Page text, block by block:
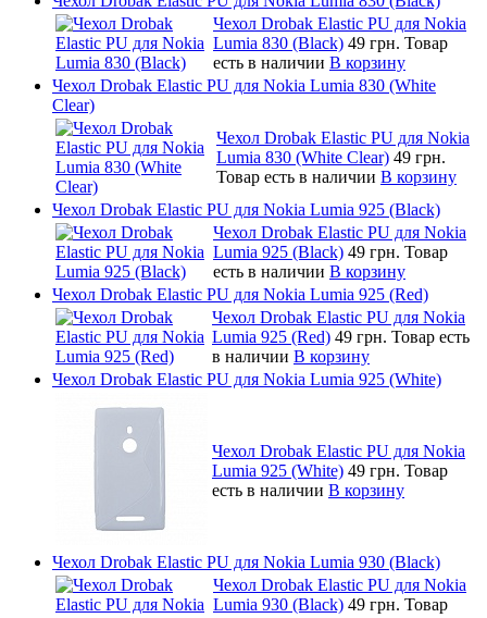
Чехол Drobak Elastic PU для Nokia
Lumia 830 (Black) 49 грн. Товар
есть в наличии В корзину
Чехол Drobak Elastic PU для Nokia Lumia 830 (White
Clear)
Чехол Drobak Elastic PU для Nokia
Lumia 830 (White Clear) 49 грн.
Товар есть в наличии В корзину
Чехол Drobak Elastic PU для Nokia Lumia 925 (Black)
Чехол Drobak Elastic PU для Nokia
Lumia 925 (Black) 49 грн. Товар
есть в наличии В корзину
Чехол Drobak Elastic PU для Nokia Lumia 925 (Red)
Чехол Drobak Elastic PU для Nokia
Lumia 925 (Red) 49 грн. Товар есть
в наличии В корзину
Чехол Drobak Elastic PU для Nokia Lumia 925 (White)
Чехол Drobak Elastic PU для Nokia
Lumia 925 (White) 49 грн. Товар
есть в наличии В корзину
Чехол Drobak Elastic PU для Nokia Lumia 930 (Black)
Чехол Drobak Elastic PU для Nokia
Lumia 930 (Black) 49 грн. Товар